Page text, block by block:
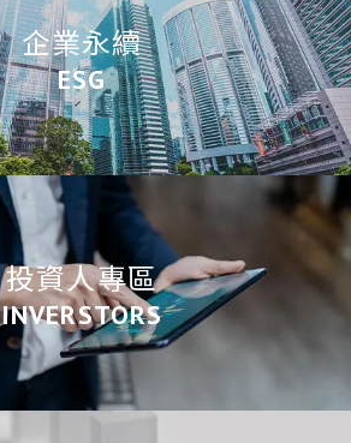
企業永續
ESG
投資人專區
INVERSTORS